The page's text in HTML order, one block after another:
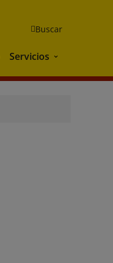
Buscar
Servicios Servicios